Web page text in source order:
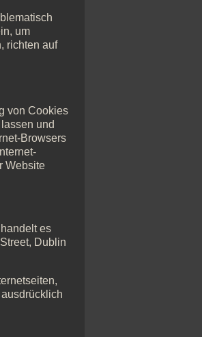
um
richten auf
von Cookies
und
Browsers
Website
es
Dublin